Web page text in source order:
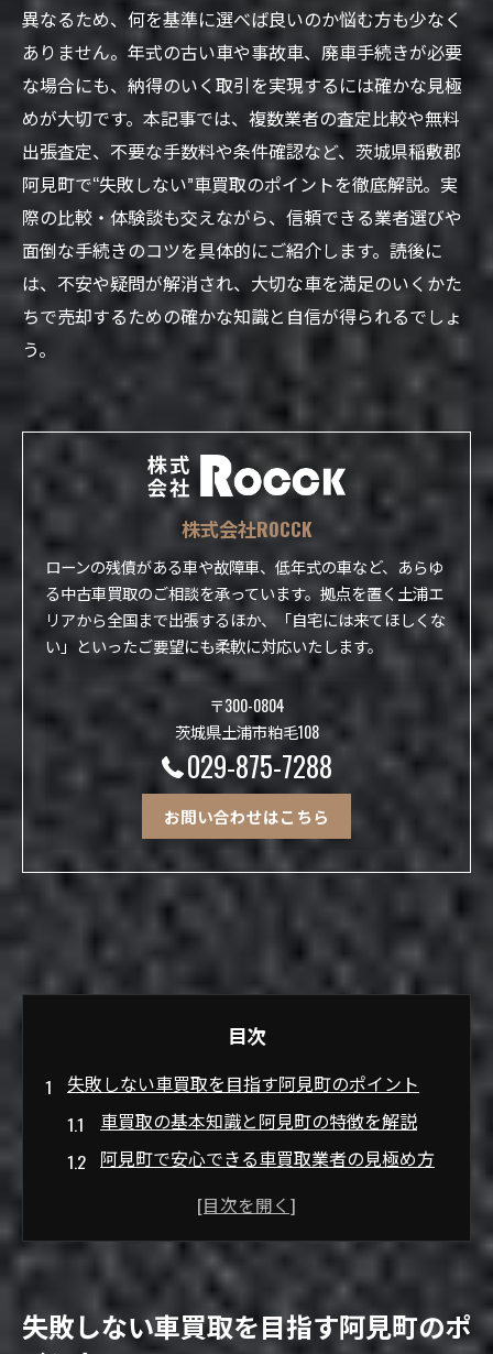
異なるため、何を基準に選べば良いのか悩む方も少なく
ありません。年式の古い車や事故車、廃車手続きが必要
な場合にも、納得のいく取引を実現するには確かな見極
めが大切です。本記事では、複数業者の査定比較や無料
出張査定、不要な手数料や条件確認など、茨城県稲敷郡
阿見町で“失敗しない”車買取のポイントを徹底解説。実
際の比較・体験談も交えながら、信頼できる業者選びや
面倒な手続きのコツを具体的にご紹介します。読後に
は、不安や疑問が解消され、大切な車を満足のいくかた
ちで売却するための確かな知識と自信が得られるでしょ
う。
株式会社ROCCK
ローンの残債がある車や故障車、低年式の車など、あらゆ
る中古車買取のご相談を承っています。拠点を置く土浦エ
リアから全国まで出張するほか、「自宅には来てほしくな
い」といったご要望にも柔軟に対応いたします。
〒300-0804
茨城県土浦市粕毛108
029-875-7288
お問い合わせはこちら
目次
失敗しない車買取を目指す阿見町のポイント
車買取の基本知識と阿見町の特徴を解説
阿見町で安心できる車買取業者の見極め方
地域密着型車買取が選ばれる理由とは
阿見町で車買取利用者の体験談から学ぶコ
車買取選び方で損しないための基準とは
失敗しない車買取を目指す阿見町のポ